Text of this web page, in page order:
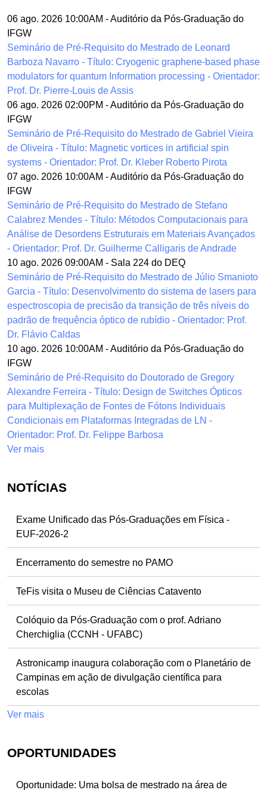
06 ago. 2026 10:00AM -Auditório da Pós-Graduação do
IFGW
Seminário de Pré-Requisito do Mestrado de Leonard
Barboza Navarro - Título: Cryogenic graphene-based phase
modulators for quantum Information processing - Orientador:
Prof. Dr. Pierre-Louis de Assis
06 ago. 2026 02:00PM -Auditório da Pós-Graduação do
IFGW
Seminário de Pré-Requisito do Mestrado de Gabriel Vieira
de Oliveira - Título: Magnetic vortices in artificial spin
systems - Orientador: Prof. Dr. Kleber Roberto Pirota
07 ago. 2026 10:00AM -Auditório da Pós-Graduação do
IFGW
Seminário de Pré-Requisito do Mestrado de Stefano
Calabrez Mendes - Título: Métodos Computacionais para
Análise de Desordens Estruturais em Materiais Avançados
- Orientador: Prof. Dr. Guilherme Calligaris de Andrade
10 ago. 2026 09:00AM - Sala 224 do DEQ
Seminário de Pré-Requisito do Mestrado de Júlio Smanioto
Garcia - Título: Desenvolvimento do sistema de lasers para
espectroscopia de precisão da transição de três níveis do
padrão de frequência óptico de rubídio - Orientador: Prof.
Dr. Flávio Caldas
10 ago. 2026 10:00AM -Auditório da Pós-Graduação do
IFGW
Seminário de Pré-Requisito do Doutorado de Gregory
Alexandre Ferreira - Título: Design de Switches Ópticos
para Multiplexação de Fontes de Fótons Individuais
Condicionais em Plataformas Integradas de LN -
Orientador: Prof. Dr. Felippe Barbosa
Ver mais
NOTÍCIAS
Exame Unificado das Pós-Graduações em Física -
EUF-2026-2
Encerramento do semestre no PAMO
TeFis visita o Museu de Ciências Catavento
Colóquio da Pós-Graduação com o prof. Adriano
Cherchiglia (CCNH - UFABC)
Astronicamp inaugura colaboração com o Planetário de
Campinas em ação de divulgação científica para
escolas
Ver mais
OPORTUNIDADES
Oportunidade: Uma bolsa de mestrado na área de